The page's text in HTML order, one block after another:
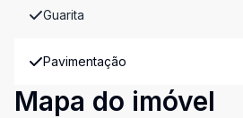
Guarita
Pavimentação
Mapa do imóvel